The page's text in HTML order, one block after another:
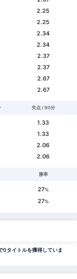
2.25
2.25
2.34
2.34
2.37
2.37
2.67
2.67
失点 / 90分
1.33
1.33
2.06
2.06
勝率
27%
27%
0タイトルを獲得していま